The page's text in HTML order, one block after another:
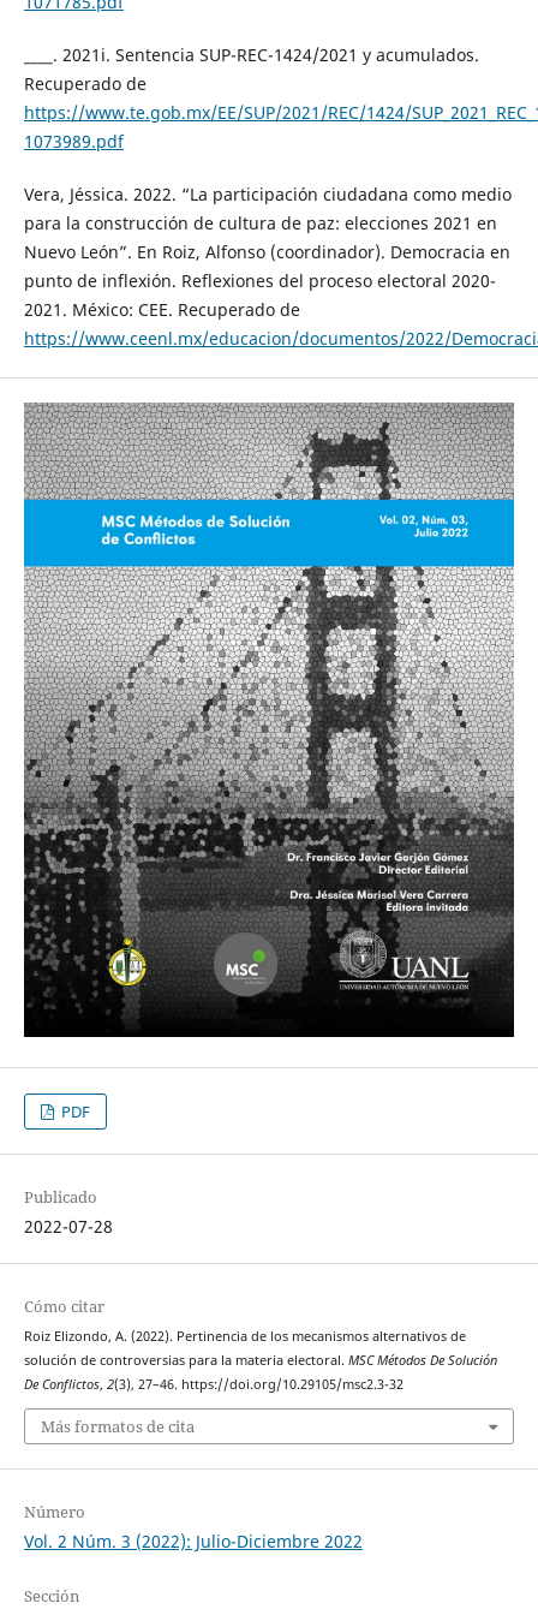
____. 2021i. Sentencia SUP-REC-1424/2021 y acumulados.
Recuperado de
https://www.te.gob.mx/EE/SUP/2021/REC/1424/
1073989.pdf
Vera, Jéssica. 2022. “La participación ciudadana como medio
para la construcción de cultura de paz: elecciones 2021 en
Nuevo León”. En Roiz, Alfonso (coordinador). Democracia en
punto de inflexión. Reflexiones del proceso electoral 2020-
2021. México: CEE. Recuperado de
https://www.ceenl.mx/educacion/documentos/2022/
PDF
Publicado
2022-07-28
Cómo citar
Roiz Elizondo, A. (2022). Pertinencia de los mecanismos alternativos de
solución de controversias para la materia electoral. MSC Métodos De Solución
De Conflictos, 2(3), 27–46. https://doi.org/10.29105/msc2.3-32
Más formatos de cita
Número
Vol. 2 Núm. 3 (2022): Julio-Diciembre 2022
Sección